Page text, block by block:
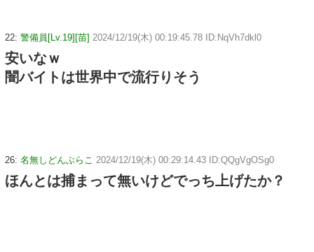
22: 警備員[Lv.19][苗] 2024/12/19(木) 00:19:45.78 ID:NqVh7dkl0
安いなｗ
闇バイトは世界中で流行りそう
26: 名無しどんぶらこ 2024/12/19(木) 00:29:14.43 ID:QQgVgOSg0
ほんとは捕まって無いけどでっち上げたか？